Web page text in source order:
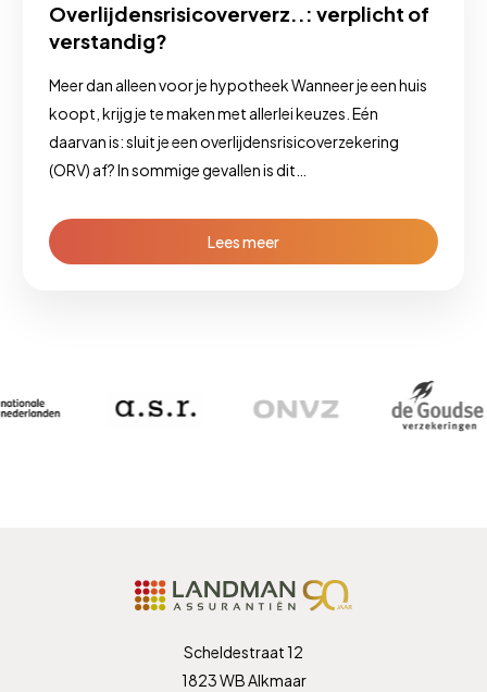
Overlijdensrisicoververz..: verplicht of
verstandig?
Meer dan alleen voor je hypotheek Wanneer je een huis
koopt, krijg je te maken met allerlei keuzes. Eén
daarvan is: sluit je een overlijdensrisicoverzekering
(ORV) af? In sommige gevallen is dit…
Lees meer
Scheldestraat 12
1823 WB Alkmaar